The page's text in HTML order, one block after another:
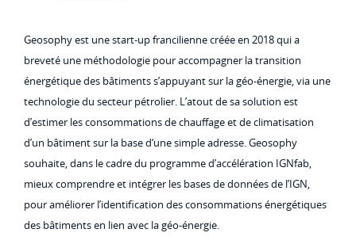
Geosophy est une start-up francilienne créée en 2018 qui a
breveté une méthodologie pour accompagner la transition
énergétique des bâtiments s’appuyant sur la géo-énergie, via une
technologie du secteur pétrolier. L’atout de sa solution est
d’estimer les consommations de chauffage et de climatisation
d’un bâtiment sur la base d‘une simple adresse. Geosophy
souhaite, dans le cadre du programme d’accélération IGNfab,
mieux comprendre et intégrer les bases de données de l’IGN,
pour améliorer l’identification des consommations énergétiques
des bâtiments en lien avec la géo-énergie.